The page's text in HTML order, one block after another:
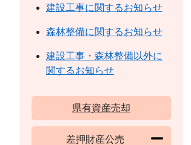
建設工事に関するお知らせ
森林整備に関するお知らせ
建設工事・森林整備以外に
関するお知らせ
県有資産売却
差押財産公売